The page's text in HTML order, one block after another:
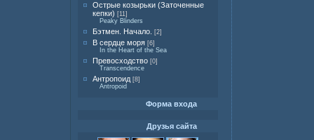
Острые козырьки (Заточенные
кепки) [11]
Peaky Blinders
Бэтмен. Начало. [2]
В сердце моря [6]
In the Heart of the Sea
Превосходство [0]
Transcendence
Антропоид [8]
Antropoid
Форма входа
Друзья сайта